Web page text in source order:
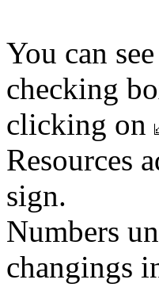
You can
checking
clicking on
Resources
sign.
Numbers
changings